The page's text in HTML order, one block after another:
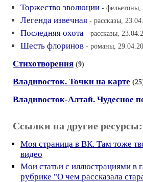
Торжество эволюции - фельетоны,
Легенда извечная - рассказы,
Последняя охота - рассказы,
Шесть флоринов - романы,
Стихотворения (9)
Владивосток. Точки на карте
Владивосток-Алтай. Чудесное
Ссылки на другие ресурсы:
Моя страница в ВК. Там тоже
видео
Мои статьи с иллюстрациями в
рубрике "О чем рассказала